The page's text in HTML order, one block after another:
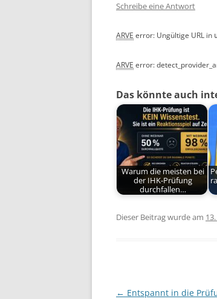
Schreibe eine Antwort
ARVE error: Ungültige URL in
ARVE error:
Das könnte auch
Warum die meisten bei
der IHK-Prüfung
durchfallen…
Dieser Beitrag wurde am
Beitragsnavigation
← Entspannt in die